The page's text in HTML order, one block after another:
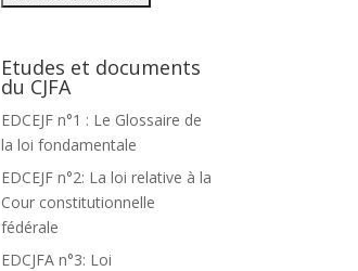
Etudes et documents
du CJFA
EDCEJF n°1 : Le Glossaire de
la loi fondamentale
EDCEJF n°2: La loi relative à la
Cour constitutionnelle
fédérale
EDCJFA n°3: Loi